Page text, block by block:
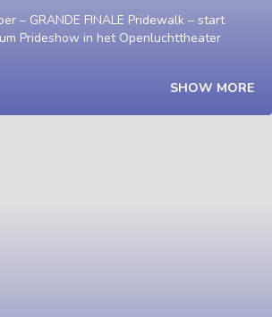
– GRANDE FINALE Pridewalk – start
Prideshow in het Openluchttheater
SHOW MORE